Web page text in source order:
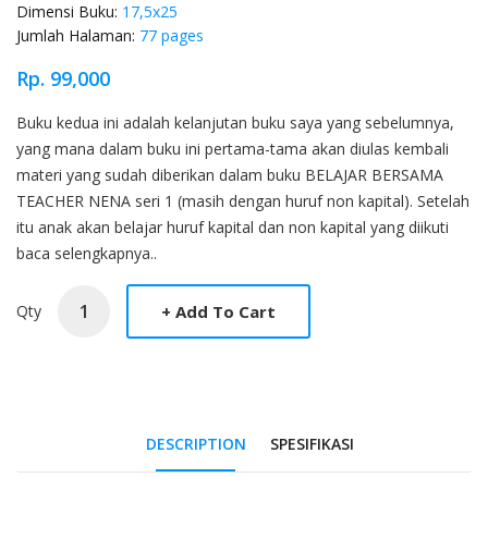
Dimensi Buku: 17,5x25
Jumlah Halaman: 77 pages
Rp. 99,000
Product Overview
Buku kedua ini adalah kelanjutan buku saya yang sebelumnya,
yang mana dalam buku ini pertama-tama akan diulas kembali
materi yang sudah diberikan dalam buku BELAJAR BERSAMA
TEACHER NENA seri 1 (masih dengan huruf non kapital). Setelah
itu anak akan belajar huruf kapital dan non kapital yang diikuti
baca selengkapnya..
Qty
DESCRIPTION SPESIFIKASI